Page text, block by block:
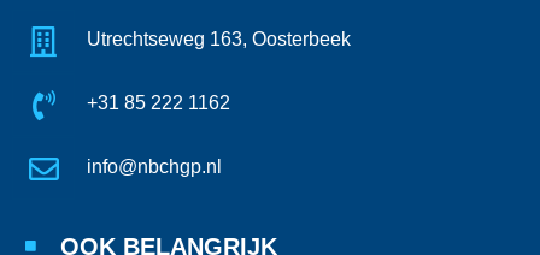
Utrechtseweg 163, Oosterbeek
+31 85 222 1162
info@nbchgp.nl
OOK BELANGRIJK